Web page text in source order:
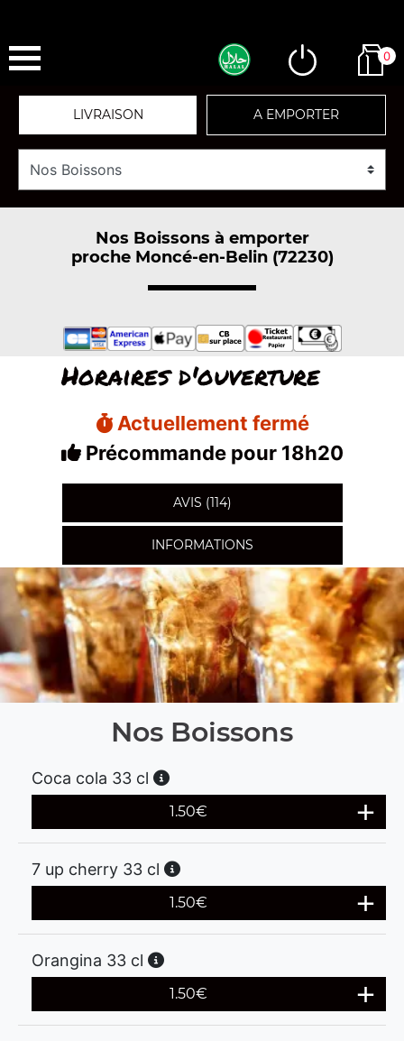
0
LIVRAISON A EMPORTER
Nos Boissons à emporter
proche Moncé-en-Belin (72230)
Horaires d'ouverture
Actuellement fermé
Précommande pour 18h20
AVIS (114)
INFORMATIONS
Nos Boissons
Coca cola 33 cl
1.50€
7 up cherry 33 cl
1.50€
Orangina 33 cl
1.50€